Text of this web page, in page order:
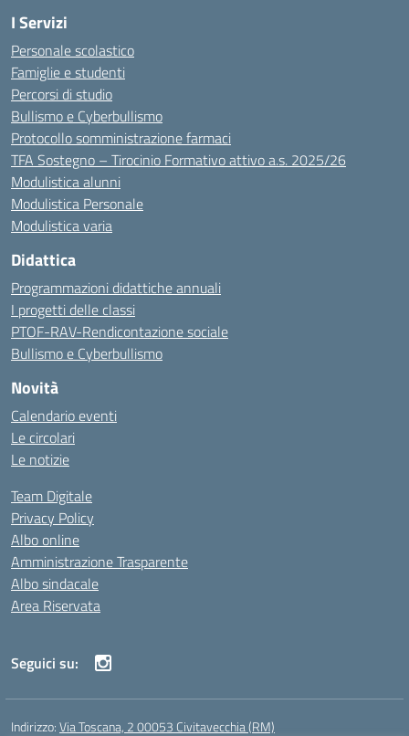
I Servizi
Personale scolastico
Famiglie e studenti
Percorsi di studio
Bullismo e Cyberbullismo
Protocollo somministrazione farmaci
TFA Sostegno – Tirocinio Formativo attivo a.s. 2025/26
Modulistica alunni
Modulistica Personale
Modulistica varia
Didattica
Programmazioni didattiche annuali
I progetti delle classi
PTOF-RAV-Rendicontazione sociale
Bullismo e Cyberbullismo
Novità
Calendario eventi
Le circolari
Le notizie
Team Digitale
Privacy Policy
Albo online
Amministrazione Trasparente
Albo sindacale
Area Riservata
Seguici su:
Indirizzo:Via Toscana, 2 00053 Civitavecchia (RM)